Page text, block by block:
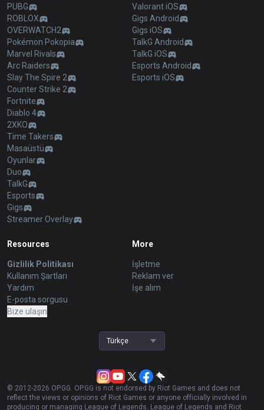
PUBG
ROBLOX
OVERWATCH2
Pokémon Pokopia
Marvel Rivals
Arc Raiders
Slay The Spire 2
Counter Strike 2
Fortnite
Diablo 4
2XKO
Time Takers
Masaüstü
Oyunlar
Duo
TalkG
Esports
Gigs
Streamer Overlay
Valorant iOS
Gigs Android
Gigs iOS
TalkG Android
TalkG iOS
Esports Android
Esports iOS
Resources
Gizlilik Politikası
Kullanım Şartları
Yardım
E-posta sorgusu
Bize ulaşın
More
İşletme
Reklam ver
İşe alım
Türkçe
© 2012-2026 OP.GG. OP.GG is not endorsed by Riot Games and does not
reflect the views or opinions of Riot Games or anyone officially involved in
producing or managing League of Legends. League of Legends and Riot